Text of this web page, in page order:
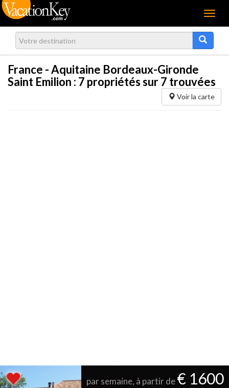
Menu
France - Aquitaine Bordeaux-Gironde
Saint Emilion : 7 propriétés sur 7 trouvées
Voir la carte
par semaine, à partir de€ 1600